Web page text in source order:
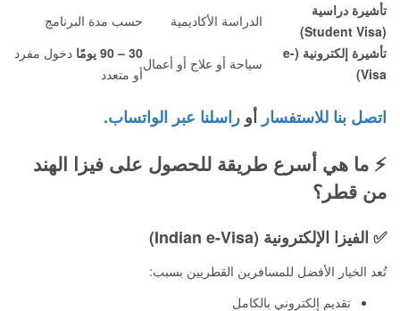
تأشيرة دراسية
(Student Visa)
الدراسة الأكاديمية
حسب مدة البرنامج
تأشيرة إلكترونية (e-
Visa)
سياحة أو علاج أو أعمال
30 – 90 يومًا
دخول مفرد
أو متعدد
اتصل بنا للاستفسار أو راسلنا عبر الواتساب.
⚡ ما هي أسرع طريقة للحصول على فيزا الهند
من قطر؟
✅ الفيزا الإلكترونية (Indian e-Visa)
تُعد الخيار الأفضل للمسافرين القطريين بسبب:
تقديم إلكتروني بالكامل